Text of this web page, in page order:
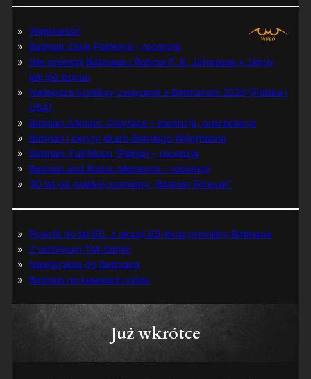
Wątpliwość
Batman: Dark Patterns – recenzja
Nie prześpij Batmana i Robina P. K. Johnsona + zimny
jak lód bonus
Najlepsze komiksy związane z Batmanem 2025 (Polska i
USA)
Batman Arkham: Clayface – recenzja, prezentacja
Batman i ukryty skarb Berniego Wrightsona
Batman: Full Moon (Pełnia) – recenzja
Batman and Robin: Memento – recenzja
30 lat od polskiej premiery „Batman Forever”
Powrót do lat 60. z okazji 60-lecia premiery Batmana
Z archiwum TM-Semic
Nawiązania do Batmana
Batman na kasetach video
Już wkrótce